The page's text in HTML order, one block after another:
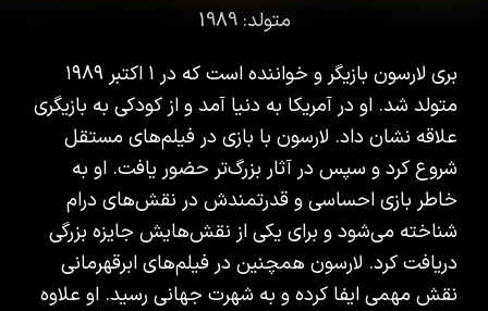
متولد:1989
بری لارسون بازیگر و خواننده است که در ۱ اکتبر ۱۹۸۹
متولد شد. او در آمریکا به دنیا آمد و از کودکی به بازیگری
علاقه نشان داد. لارسون با بازی در فیلم‌های مستقل
شروع کرد و سپس در آثار بزرگ‌تر حضور یافت. او به
خاطر بازی احساسی و قدرتمندش در نقش‌های درام
شناخته می‌شود و برای یکی از نقش‌هایش جایزه بزرگی
دریافت کرد. لارسون همچنین در فیلم‌های ابرقهرمانی
نقش مهمی ایفا کرده و به شهرت جهانی رسید. او علاوه